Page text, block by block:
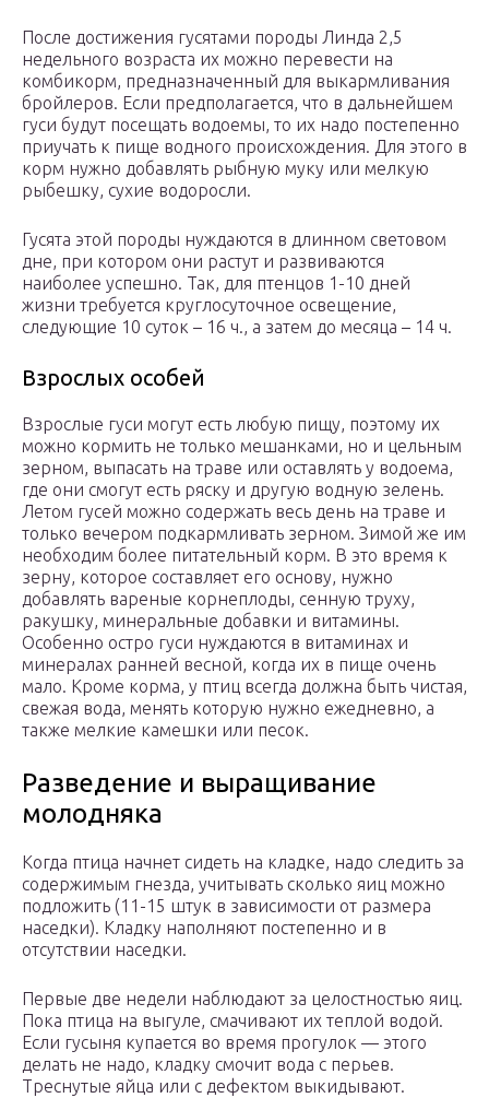
После достижения гусятами породы Линда 2,5
недельного возраста их можно перевести на
комбикорм, предназначенный для выкармливания
бройлеров. Если предполагается, что в дальнейшем
гуси будут посещать водоемы, то их надо постепенно
приучать к пище водного происхождения. Для этого в
корм нужно добавлять рыбную муку или мелкую
рыбешку, сухие водоросли.
Гусята этой породы нуждаются в длинном световом
дне, при котором они растут и развиваются
наиболее успешно. Так, для птенцов 1-10 дней
жизни требуется круглосуточное освещение,
следующие 10 суток – 16 ч., а затем до месяца – 14 ч.
Взрослых особей
Взрослые гуси могут есть любую пищу, поэтому их
можно кормить не только мешанками, но и цельным
зерном, выпасать на траве или оставлять у водоема,
где они смогут есть ряску и другую водную зелень.
Летом гусей можно содержать весь день на траве и
только вечером подкармливать зерном. Зимой же им
необходим более питательный корм. В это время к
зерну, которое составляет его основу, нужно
добавлять вареные корнеплоды, сенную труху,
ракушку, минеральные добавки и витамины.
Особенно остро гуси нуждаются в витаминах и
минералах ранней весной, когда их в пище очень
мало. Кроме корма, у птиц всегда должна быть чистая,
свежая вода, менять которую нужно ежедневно, а
также мелкие камешки или песок.
Разведение и выращивание
молодняка
Когда птица начнет сидеть на кладке, надо следить за
содержимым гнезда, учитывать сколько яиц можно
подложить (11-15 штук в зависимости от размера
наседки). Кладку наполняют постепенно и в
отсутствии наседки.
Первые две недели наблюдают за целостностью яиц.
Пока птица на выгуле, смачивают их теплой водой.
Если гусыня купается во время прогулок — этого
делать не надо, кладку смочит вода с перьев.
Треснутые яйца или с дефектом выкидывают.